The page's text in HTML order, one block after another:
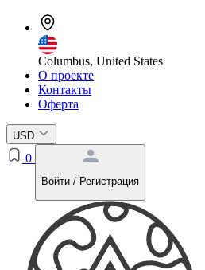
Columbus, United States
О проекте
Контакты
Оферта
USD
0
Войти / Регистрация